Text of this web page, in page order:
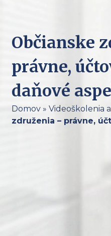
Občianske
právne,
daňové
Domov» Videoškolenia
združenia – právne,